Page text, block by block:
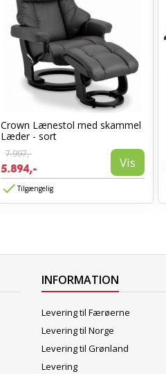
Crown Lænestol med skammel
Læder - sort
7.997,-
5.894,- Vis
Tilgængelig
INFORMATION
Levering til Færøerne
Levering til Norge
Levering til Grønland
Levering